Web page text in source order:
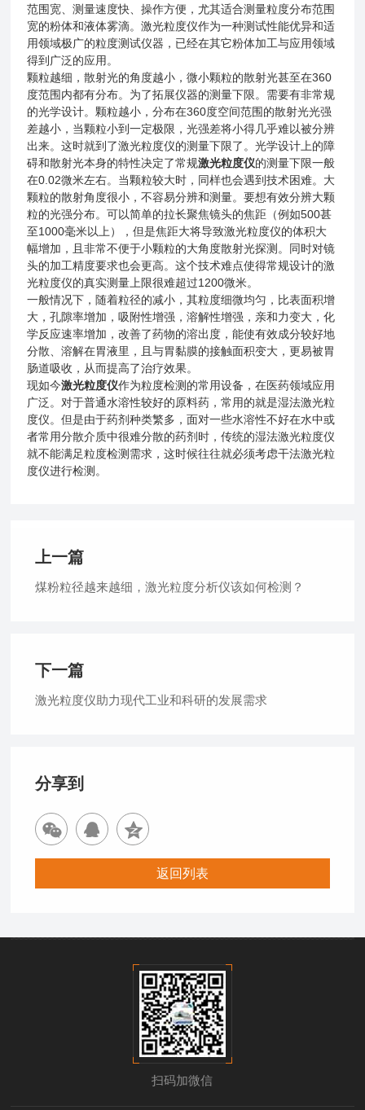
范围宽、测量速度快、操作方便，尤其适合测量粒度分布范围
宽的粉体和液体雾滴。激光粒度仪作为一种测试性能优异和适
用领域极广的粒度测试仪器，已经在其它粉体加工与应用领域
得到广泛的应用。
颗粒越细，散射光的角度越小，微小颗粒的散射光甚至在360
度范围内都有分布。为了拓展仪器的测量下限。需要有非常规
的光学设计。颗粒越小，分布在360度空间范围的散射光光强
差越小，当颗粒小到一定极限，光强差将小得几乎难以被分辨
出来。这时就到了激光粒度仪的测量下限了。光学设计上的障
碍和散射光本身的特性决定了常规激光粒度仪的测量下限一般
在0.02微米左右。当颗粒较大时，同样也会遇到技术困难。大
颗粒的散射角度很小，不容易分辨和测量。要想有效分辨大颗
粒的光强分布。可以简单的拉长聚焦镜头的焦距（例如500甚
至1000毫米以上），但是焦距大将导致激光粒度仪的体积大
幅增加，且非常不便于小颗粒的大角度散射光探测。同时对镜
头的加工精度要求也会更高。这个技术难点使得常规设计的激
光粒度仪的真实测量上限很难超过1200微米。
一般情况下，随着粒径的减小，其粒度细微均匀，比表面积增
大，孔隙率增加，吸附性增强，溶解性增强，亲和力变大，化
学反应速率增加，改善了药物的溶出度，能使有效成分较好地
分散、溶解在胃液里，且与胃黏膜的接触面积变大，更易被胃
肠道吸收，从而提高了治疗效果。
现如今激光粒度仪作为粒度检测的常用设备，在医药领域应用
广泛。对于普通水溶性较好的原料药，常用的就是湿法激光粒
度仪。但是由于药剂种类繁多，面对一些水溶性不好在水中或
者常用分散介质中很难分散的药剂时，传统的湿法激光粒度仪
就不能满足粒度检测需求，这时候往往就必须考虑干法激光粒
度仪进行检测。
上一篇
煤粉粒径越来越细，激光粒度分析仪该如何检测？
下一篇
激光粒度仪助力现代工业和科研的发展需求
分享到
返回列表
扫码加微信